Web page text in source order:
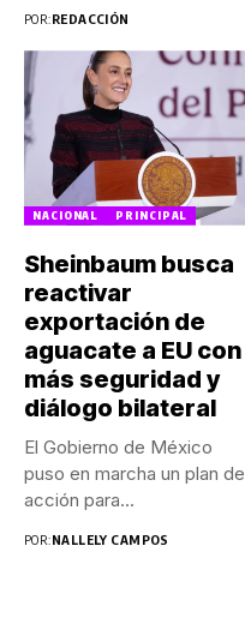
POR:REDACCIÓN
NACIONAL PRINCIPAL
Sheinbaum busca
reactivar
exportación de
aguacate a EU con
más seguridad y
diálogo bilateral
El Gobierno de México
puso en marcha un plan de
acción para...
POR:NALLELY CAMPOS